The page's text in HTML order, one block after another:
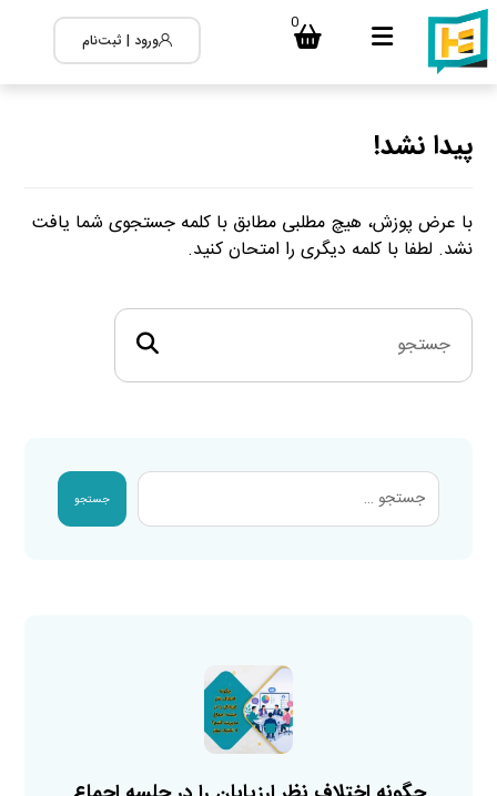
0
ورود | ثبت‌نام
پیدا نشد!
با عرض پوزش، هیچ مطلبی مطابق با کلمه جستجوی شما یافت
نشد. لطفا با کلمه دیگری را امتحان کنید.
جستجو